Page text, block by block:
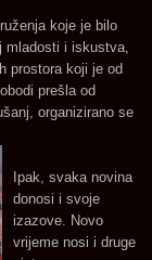
koje je bilo
mladosti i iskustva,
prostora koji je od
prešla od
organizirano se
Ipak, svaka novina
donosi i svoje
izazove. Novo
vrijeme nosi i druge